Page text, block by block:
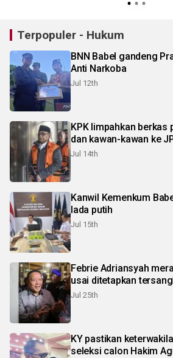
Terpopuler - Hukum
BNN Babel gandeng
Anti Narkoba
Jul 12th
KPK limpahkan berkas
dan kawan-kawan ke
Jul 14th
Kanwil Kemenkum
lada putih
Jul 15th
Febrie Adriansyah
usai ditetapkan
Jul 25th
KY pastikan
seleksi calon Hakim